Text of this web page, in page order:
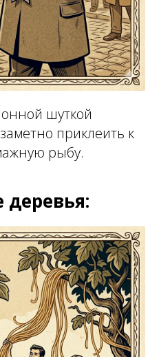
шуткой
приклеить к
рыбу.